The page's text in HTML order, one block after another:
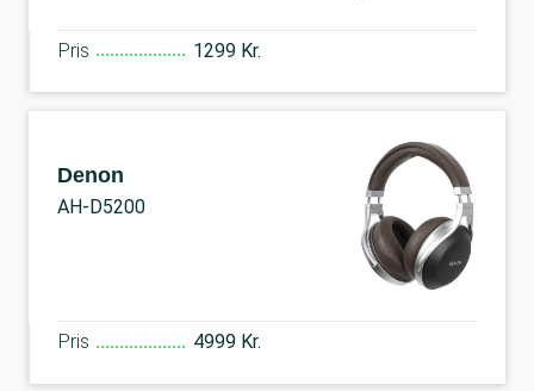
Pris 1299 Kr.
Denon
AH-D5200
Pris 4999 Kr.